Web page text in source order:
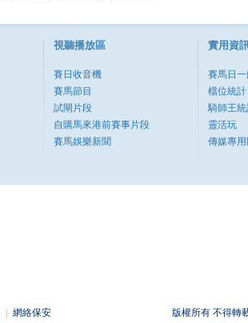
視聽播放區
賽日收音機
賽馬節目
試閘片段
自購馬來港前賽事片段
賽馬娛樂新聞
實用資
賽馬日
檔位統計
騎師王
靈活玩
傳媒專用
網絡保安 版權所有 不得轉